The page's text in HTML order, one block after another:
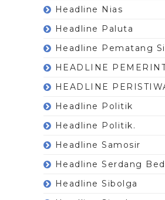
Headline Nias
Headline Paluta
Headline Pematang
HEADLINE
HEADLINE
Headline Politik
Headline Politik.
Headline Samosir
Headline Serdang
Headline Sibolga